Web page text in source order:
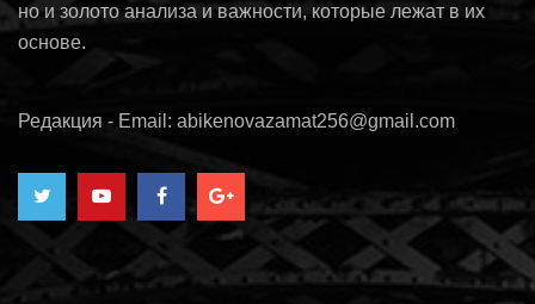
но и золото анализа и важности, которые лежат в их
основе.
Редакция - Email: abikenovazamat256@gmail.com